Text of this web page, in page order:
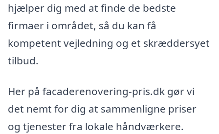
hjælper dig med at finde de bedste
firmaer i området, så du kan få
kompetent vejledning og et skræddersyet
tilbud.
Her på facaderenovering-pris.dk gør vi
det nemt for dig at sammenligne priser
og tjenester fra lokale håndværkere.